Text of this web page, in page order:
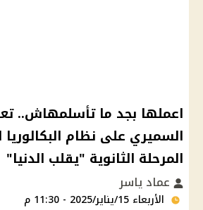
اعملها بجد ما تأسلمهاش..
السميري على نظام
المرحلة الثانوية "يقلب الدنيا"
عماد ياسر
الأربعاء 15/يناير/2025 - 11:30 م